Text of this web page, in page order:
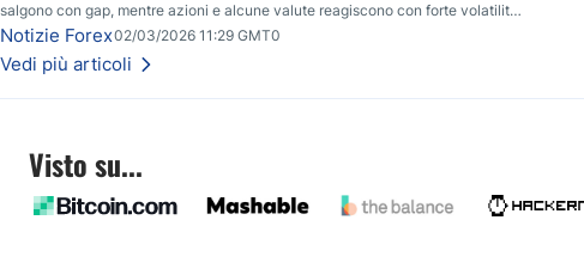
salgono con gap, mentre azioni e alcune valute reagiscono con forte volatilità
e nuovi livelli da monitorare.
Notizie Forex02/03/2026 11:29 GMT0
Vedi più articoli
Visto su...